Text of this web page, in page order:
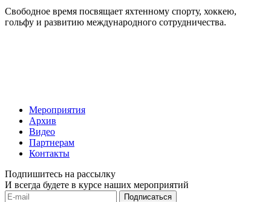
Свободное время посвящает яхтенному спорту, хоккею,
гольфу и развитию международного сотрудничества.
Мероприятия
Архив
Видео
Партнерам
Контакты
Подпишитесь на рассылку
И всегда будете в курсе наших мероприятий
Подписаться